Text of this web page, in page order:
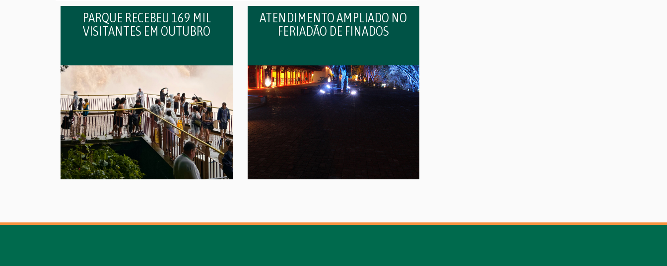
PARQUE RECEBEU 169 MIL
VISITANTES EM OUTUBRO
ATENDIMENTO AMPLIADO NO
FERIADÃO DE FINADOS